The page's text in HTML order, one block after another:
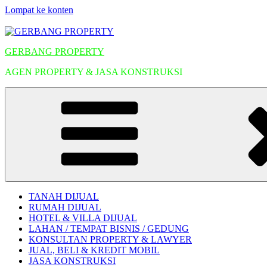
Lompat ke konten
GERBANG PROPERTY
AGEN PROPERTY & JASA KONSTRUKSI
TANAH DIJUAL
RUMAH DIJUAL
HOTEL & VILLA DIJUAL
LAHAN / TEMPAT BISNIS / GEDUNG
KONSULTAN PROPERTY & LAWYER
JUAL, BELI & KREDIT MOBIL
JASA KONSTRUKSI